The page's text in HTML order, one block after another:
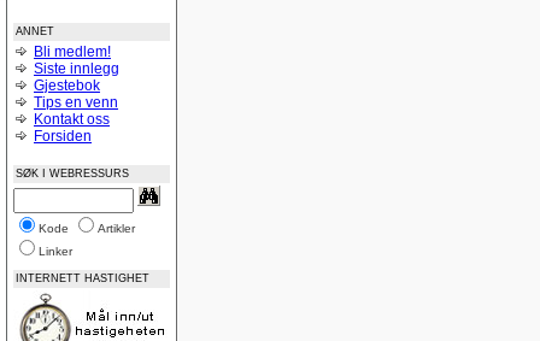
ANNET
Bli medlem!
Siste innlegg
Gjestebok
Tips en venn
Kontakt oss
Forsiden
SØK I WEBRESSURS
Kode
Artikler
Linker
INTERNETT HASTIGHET